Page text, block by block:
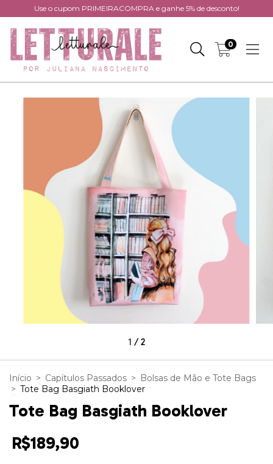
Use o cupom PRIMEIRACOMPRA e ganhe 5% de desconto!
0
1 / 2
Início > Capítulos Passados >
Bolsas de Mão e Tote Bags
> Tote Bag Basgiath Booklover
Tote Bag Basgiath Booklover
R$189,90